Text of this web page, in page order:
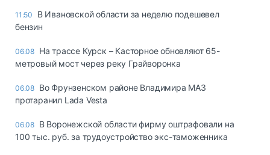
11:50
В Ивановской области за неделю подешевел
бензин
06.08 На трассе Курск – Касторное обновляют 65-
метровый мост через реку Грайворонка
06.08 Во Фрунзенском районе Владимира МАЗ
протаранил Lada Vesta
06.08 В Воронежской области фирму оштрафовали на
100 тыс. руб. за трудоустройство экс-таможенника